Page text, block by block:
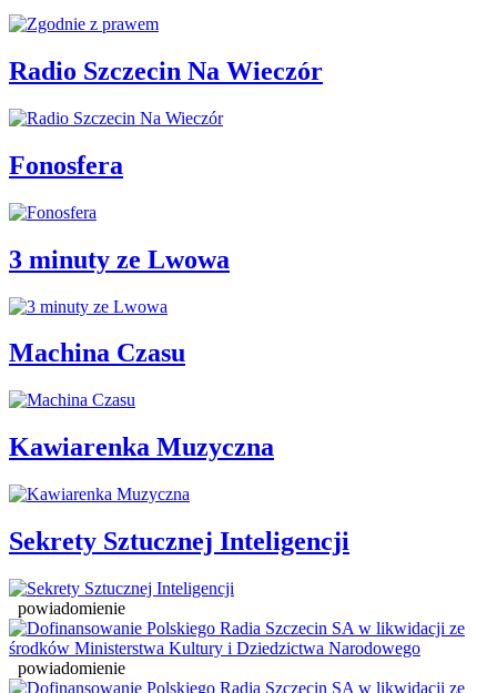
Radio Szczecin Na Wieczór
Fonosfera
3 minuty ze Lwowa
Machina Czasu
Kawiarenka Muzyczna
Sekrety Sztucznej Inteligencji
powiadomienie
powiadomienie